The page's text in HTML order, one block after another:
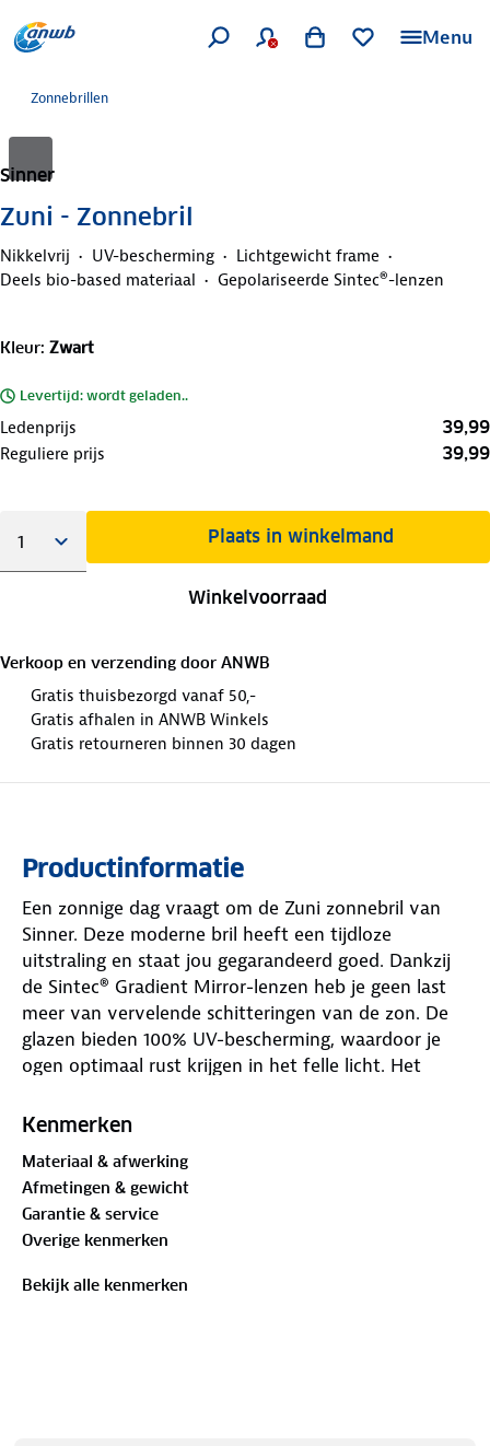
Menu
Zonnebrillen
Sinner
Zuni - Zonnebril
Nikkelvrij UV-bescherming
Lichtgewicht frame
Deels bio-based materiaal
Gepolariseerde Sintec®-lenzen
Kleur: Zwart
Levertijd: wordt geladen..
Ledenprijs 39,99
Reguliere prijs 39,99
Plaats in winkelmand
Winkelvoorraad
Verkoop en verzending door ANWB
Gratis thuisbezorgd vanaf 50,-
Gratis afhalen in ANWB Winkels
Gratis retourneren binnen 30 dagen
Productinformatie
Een zonnige dag vraagt om de Zuni zonnebril van
Sinner. Deze moderne bril heeft een tijdloze
uitstraling en staat jou gegarandeerd goed. Dankzij
de Sintec® Gradient Mirror-lenzen heb je geen last
meer van vervelende schitteringen van de zon. De
glazen bieden 100% UV-bescherming, waardoor je
ogen optimaal rust krijgen in het felle licht. Het
vederlicht. Zet de Zuni op en geniet in alle vrijheid
Kenmerken
Materiaal & afwerking
Afmetingen & gewicht
Garantie & service
Overige kenmerken
Bekijk alle kenmerken